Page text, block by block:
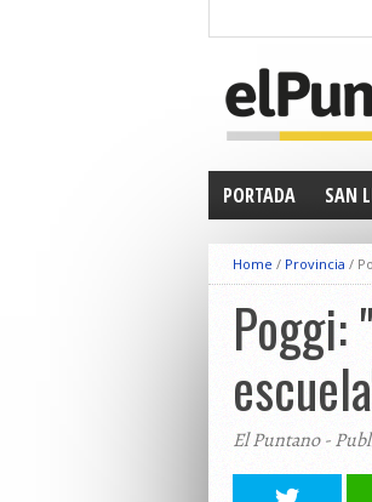
PORTADA SAN
Home / Provincia /
Poggi:
El Puntano -